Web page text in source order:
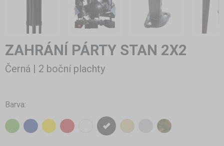
ZAHRÁNÍ PÁRTY STAN 2X2
Černá | 2 boční plachty
Barva: